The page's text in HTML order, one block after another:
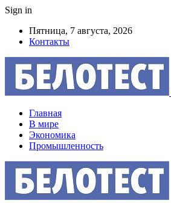
Sign in
Пятница, 7 августа, 2026
Контакты
Главная
В мире
Экономика
Промышленность